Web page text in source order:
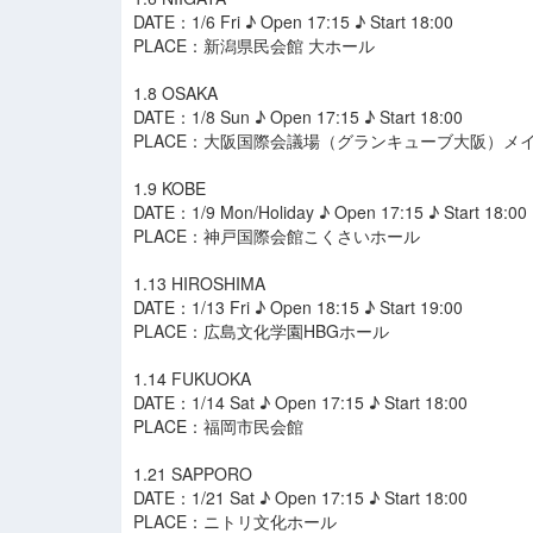
DATE：1/6 Fri ♪ Open 17:15 ♪ Start 18:00
PLACE：新潟県民会館 大ホール
1.8 OSAKA
DATE：1/8 Sun ♪ Open 17:15 ♪ Start 18:00
PLACE：大阪国際会議場（グランキューブ大阪）メ
1.9 KOBE
DATE：1/9 Mon/Holiday ♪ Open 17:15 ♪ Start 18:00
PLACE：神戸国際会館こくさいホール
1.13 HIROSHIMA
DATE：1/13 Fri ♪ Open 18:15 ♪ Start 19:00
PLACE：広島文化学園HBGホール
1.14 FUKUOKA
DATE：1/14 Sat ♪ Open 17:15 ♪ Start 18:00
PLACE：福岡市民会館
1.21 SAPPORO
DATE：1/21 Sat ♪ Open 17:15 ♪ Start 18:00
PLACE：ニトリ文化ホール